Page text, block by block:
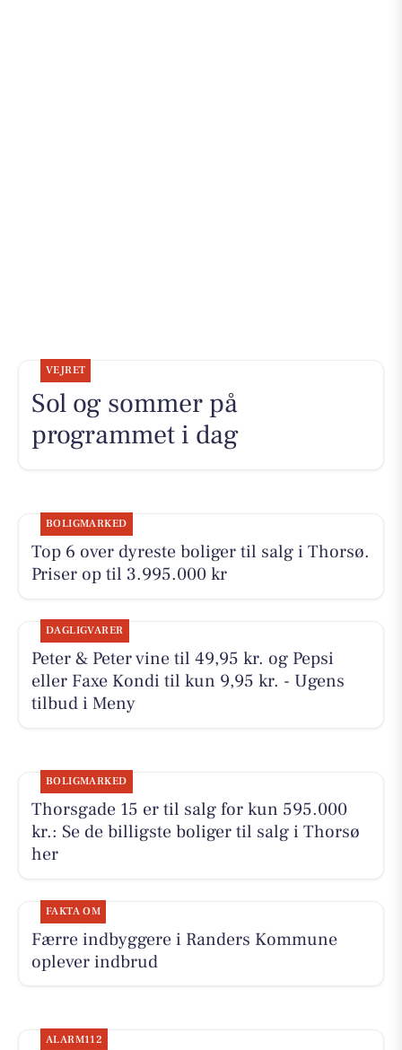
VEJRET
Sol og sommer på
programmet i dag
BOLIGMARKED
Top 6 over dyreste boliger til salg i Thorsø.
Priser op til 3.995.000 kr
DAGLIGVARER
Peter & Peter vine til 49,95 kr. og Pepsi
eller Faxe Kondi til kun 9,95 kr. - Ugens
tilbud i Meny
BOLIGMARKED
Thorsgade 15 er til salg for kun 595.000
kr.: Se de billigste boliger til salg i Thorsø
her
FAKTA OM
Færre indbyggere i Randers Kommune
oplever indbrud
ALARM112